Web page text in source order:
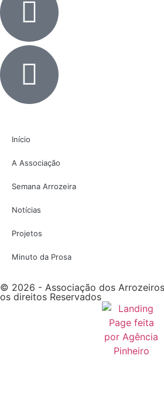
Início
A Associação
Semana Arrozeira
Notícias
Projetos
Minuto da Prosa
© 2026 - Associação dos
os direitos Reservados